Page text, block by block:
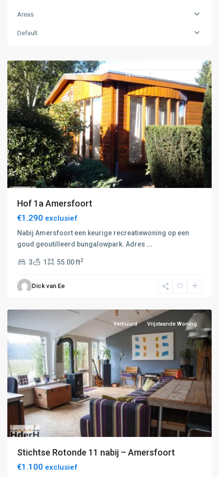
Areas
Default
E:
Te Huur
Hof 1a Amersfoort
€1.290 exclusief
Nabij Amersfoort een keurige recreatiewoning op een
goud geoutilleerd bungalowpark. Adres ...
3 1 55.00 ft2
Dick van Ee
E:
Amersfoort-
Hilversum,
Verhuurd Vrijstaande Woning
Stichtse Rotonde 11 nabij – Amersfoort
€1.100 exclusief